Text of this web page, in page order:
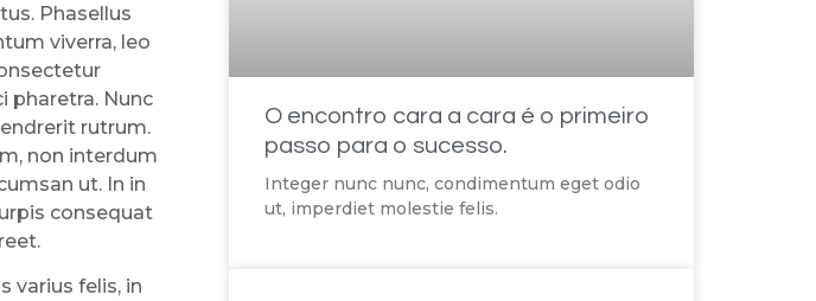
Phasellus
viverra, leo
pharetra. Nunc
rutrum.
non interdum
ut. In in
consequat
varius felis, in
O encontro cara a cara é o primeiro
passo para o sucesso.
Integer nunc nunc, condimentum eget odio
ut, imperdiet molestie felis.